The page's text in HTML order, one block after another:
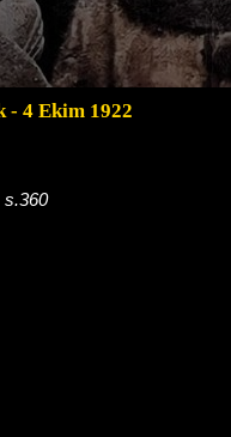
- 4 Ekim 1922
s.360